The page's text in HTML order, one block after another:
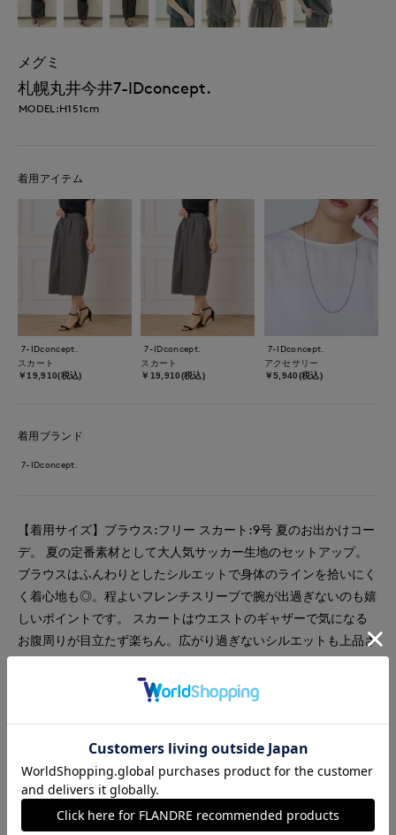
メグミ
札幌丸井今井7-IDconcept.
MODEL:H151cm
着用アイテム
7-IDconcept.
スカート
￥19,910(税込)
7-IDconcept.
スカート
￥19,910(税込)
7-IDconcept.
アクセサリー
￥5,940(税込)
着用ブランド
7-IDconcept.
【着用サイズ】ブラウス:フリー スカート:9号 夏のお出かけコー
デ。 夏の定番素材として大人気サッカー生地のセットアップ。
ブラウスはふんわりとしたシルエットで身体のラインを拾いにく
く着心地も◎。程よいフレンチスリーブで腕が出過ぎないのも嬉
しいポイントです。 スカートはウエストのギャザーで気になる
お腹周りが目立たず楽ちん。広がり過ぎないシルエットも上品さ
やお食事会などのお出かけにも最適です◎。
#ウォッシャブル #イージーケア
#エレガンス #骨格ウェーブ #旅行